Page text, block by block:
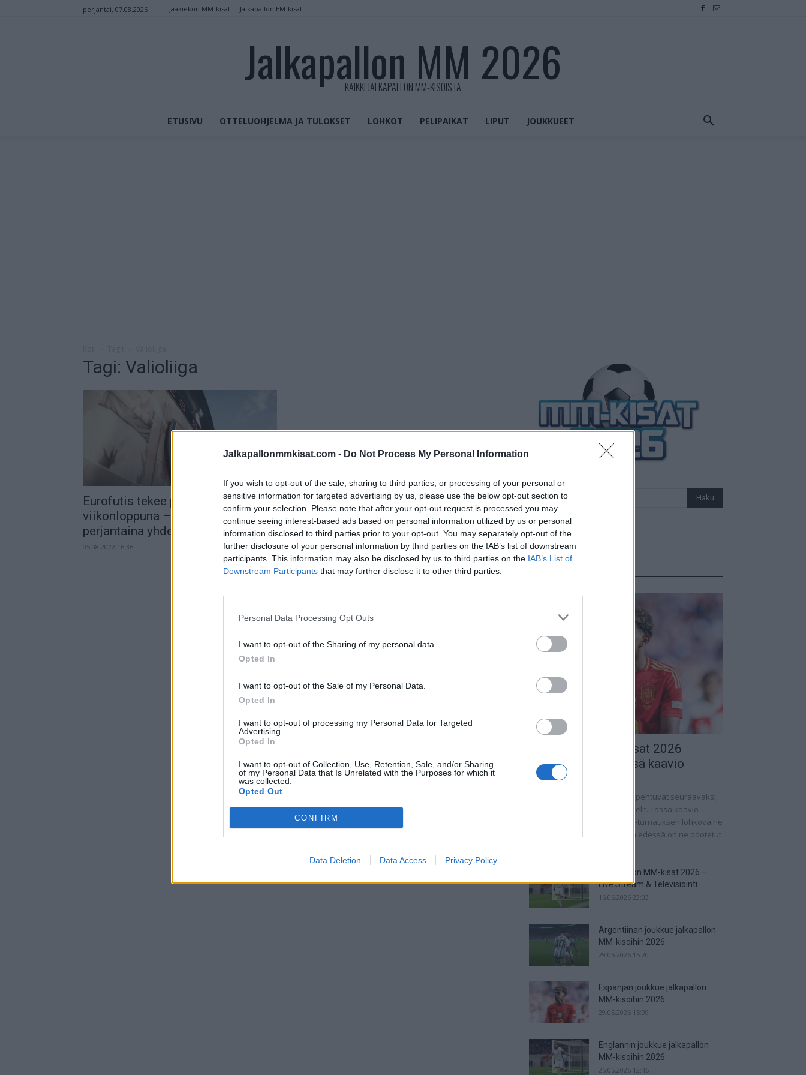
Jalkapallonmmkisat.com - Do Not Process My Personal Information
If you wish to opt-out of the sale, sharing to third parties, or processing of your personal or
sensitive information for targeted advertising by us, please use the below opt-out section to
confirm your selection. Please note that after your opt-out request is processed you may
continue seeing interest-based ads based on personal information utilized by us or personal
information disclosed to third parties prior to your opt-out. You may separately opt-out of the
further disclosure of your personal information by third parties on the IAB’s list of downstream
participants. This information may also be disclosed by us to third parties on the IAB’s List of
Downstream Participants that may further disclose it to other third parties.
Personal Data Processing Opt Outs
I want to opt-out of the Sharing of my personal data.
Opted In
I want to opt-out of the Sale of my Personal Data.
Opted In
I want to opt-out of processing my Personal Data for Targeted
Advertising.
Opted In
I want to opt-out of Collection, Use, Retention, Sale, and/or Sharing
of my Personal Data that Is Unrelated with the Purposes for which it
was collected.
Opted Out
CONFIRM
Data Deletion Data Access Privacy Policy
perjantai, 07.08.2026 Jääkiekon MM-kisat Jalkapallon EM-kisat
Jalkapallon MM 2026
KAIKKI JALKAPALLON MM-KISOISTA
ETUSIVU OTTELUOHJELMA JA TULOKSET LOHKOT PELIPAIKAT LIPUT JOUKKUEET
Tagi: Valioliiga
Eurofutis tekee paluun
viikonloppuna – Valioliiga käyntiin
perjantaina yhdellä ottelulla
05.08.2022 16:36
Jalkapallon MM-kisat 2026
Pudotuspelit – tässä kaavio
28.06.2026 13:37
Jalkapallon MM-kisat 2026 huipentuvat seuraavaksi,
kun ohjelmassa on pudotuspelit. Tässä kaavio
turnaukseen! Jalkapallon MM-turnauksen lohkovaihe
on saatu nyt taputeltua, joten edessä on ne odotetut
Jalkapallon MM-kisat 2026 –
Live Stream & Televisiointi
16.06.2026 23:03
Argentiinan joukkue jalkapallon
MM-kisoihin 2026
29.05.2026 15:20
Espanjan joukkue jalkapallon
MM-kisoihin 2026
29.05.2026 15:09
Englannin joukkue jalkapallon
MM-kisoihin 2026
25.05.2026 12:46